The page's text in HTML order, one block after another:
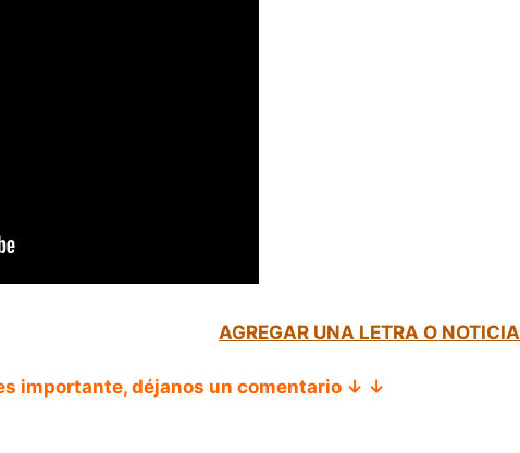
AGREGAR UNA LETRA O NOTICIA
importante, déjanos un comentario ↓ ↓